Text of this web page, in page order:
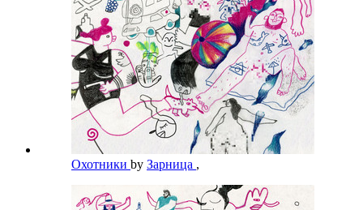
Охотники by Зарница ,